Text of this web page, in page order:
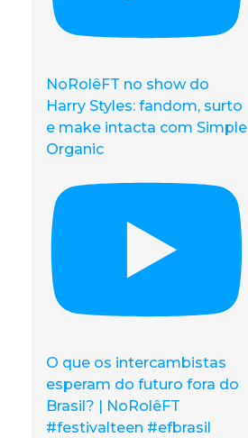
NoRolêFT no show do
Harry Styles: fandom, surto
e make intacta com Simple
Organic
O que os intercambistas
esperam do futuro fora do
Brasil? | NoRolêFT
#festivalteen #efbrasil